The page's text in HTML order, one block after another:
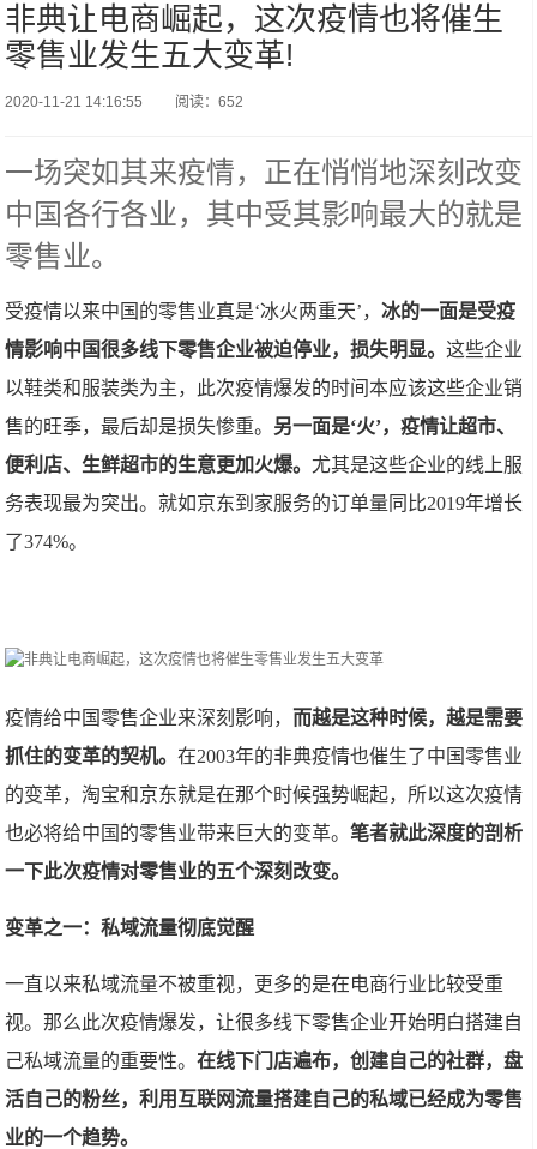
非典让电商崛起，这次疫情也将催生
零售业发生五大变革!
2020-11-21 14:16:55 阅读：652
一场突如其来疫情，正在悄悄地深刻改变
中国各行各业，其中受其影响最大的就是
零售业。
受疫情以来中国的零售业真是‘冰火两重天’，冰的一面是受疫
情影响中国很多线下零售企业被迫停业，损失明显。这些企业
以鞋类和服装类为主，此次疫情爆发的时间本应该这些企业销
售的旺季，最后却是损失惨重。 另一面是‘火’，疫情让超市、
便利店、生鲜超市的生意更加火爆。尤其是这些企业的线上服
务表现最为突出。就如京东到家服务的订单量同比2019年增长
了374%。
疫情给中国零售企业来深刻影响， 而越是这种时候，越是需要
抓住的变革的契机。在2003年的非典疫情也催生了中国零售业
的变革，淘宝和京东就是在那个时候强势崛起，所以这次疫情
也必将给中国的零售业带来巨大的变革。笔者就此深度的剖析
一下此次疫情对零售业的五个深刻改变。
变革之一：私域流量彻底觉醒
一直以来私域流量不被重视，更多的是在电商行业比较受重
视。那么此次疫情爆发，让很多线下零售企业开始明白搭建自
己私域流量的重要性。在线下门店遍布，创建自己的社群，盘
活自己的粉丝，利用互联网流量搭建自己的私域已经成为零售
业的一个趋势。